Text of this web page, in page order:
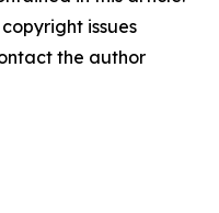
issues
the author